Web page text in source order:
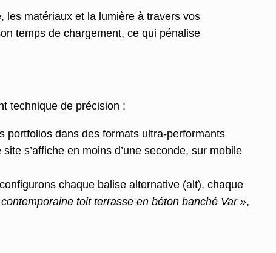
les matériaux et la lumière à travers vos
temps de chargement, ce qui pénalise
technique de précision :
portfolios dans des formats ultra-performants
site s’affiche en moins d’une seconde, sur mobile
chaque balise alternative (alt), chaque
toit terrasse en béton banché Var »,